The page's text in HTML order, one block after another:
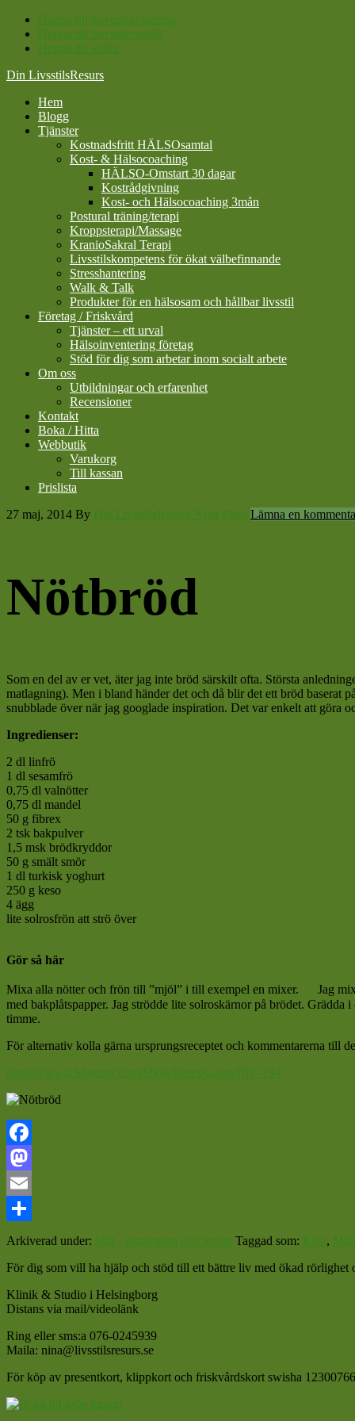
Hoppa till huvudnavigering
Hoppa till huvudinnehåll
Hoppa till sidfot
Din LivsstilsResurs
Hem
Blogg
Tjänster
Kostnadsfritt HÄLSOsamtal
Kost- & Hälsocoaching
HÄLSO-Omstart 30 dagar
Kostrådgivning
Kost- och Hälsocoaching 3mån
Postural träning/terapi
Kroppsterapi/Massage
KranioSakral Terapi
Livsstilskompetens för ökat välbefinnande
Stresshantering
Walk & Talk
Produkter för en hälsosam och hållbar livsstil
Företag / Friskvård
Tjänster – ett urval
Hälsoinventering företag
Stöd för dig som arbetar inom socialt arbete
Om oss
Utbildningar och erfarenhet
Recensioner
Kontakt
Boka / Hitta
Webbutik
Varukorg
Till kassan
Prislista
27 maj, 2014 By Din LivsstilsResurs Nina Plato Lämna en
Nötbröd
Som en del av er vet, äter jag inte bröd särskilt ofta. Största
matlagning). Men i bland händer det och då blir det ett bröd baserat
snubblade över när jag googlade inspiration. Det var enkelt att göra
Ingredienser:
2 dl linfrö
1 dl sesamfrö
0,75 dl valnötter
0,75 dl mandel
50 g fibrex
2 tsk bakpulver
1,5 msk brödkryddor
50 g smält smör
1 dl turkisk yoghurt
250 g keso
4 ägg
lite solrosfrön att strö över
Gör så här
Mixa alla nötter och frön till ”mjöl” i till exempel en mixer. Jag
med bakplåtspapper. Jag strödde lite solroskärnor på brödet.
timme.
För alternativ kolla gärna ursprungsreceptet och kommentarerna till
http://www.lchfrecept.com/ShowRecepy.aspx?ID=194
Facebook
Mastodon
Email
Dela
Arkiverad under: Mat - inspiration och recept Taggad som: Kost,
För dig som vill ha hjälp och stöd till ett bättre liv med ökad rörlighet
Klinik & Studio i Helsingborg
Distans via mail/videolänk
Ring eller sms:a 076-0245939
Maila: nina@livsstilsresurs.se
För köp av presentkort, klippkort och friskvårdskort swisha